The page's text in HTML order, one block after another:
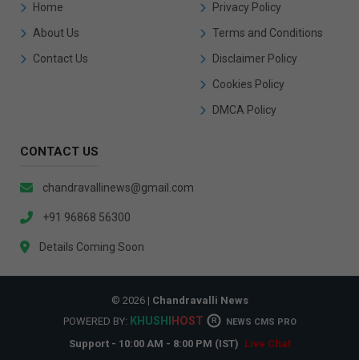
Home
About Us
Contact Us
Privacy Policy
Terms and Conditions
Disclaimer Policy
Cookies Policy
DMCA Policy
CONTACT US
chandravallinews@gmail.com
+91 96868 56300
Details Coming Soon
© 2026 | Chandravalli News
POWERED BY: KHUSHI HOST R NEWS CMS PRO
Support - 10:00 AM - 8:00 PM (IST) Live Chat